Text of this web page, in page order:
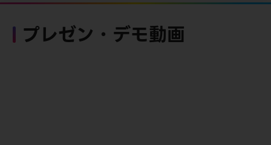
プレゼン・デモ動画